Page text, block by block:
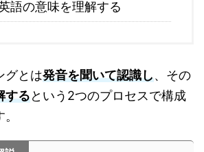
語の意味を理解する
グとは発音を聞いて認識し、その
するという2つのプロセスで構成